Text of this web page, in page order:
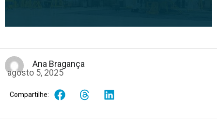
Ana Bragança
agosto 5, 2025
Compartilhe: